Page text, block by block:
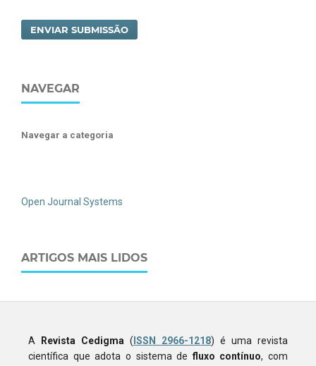
ENVIAR SUBMISSÃO
NAVEGAR
Navegar a categoria
Open Journal Systems
ARTIGOS MAIS LIDOS
A Revista Cedigma ( ISSN 2966-1218) é uma revista
científica que adota o sistema defluxo contínuo, com